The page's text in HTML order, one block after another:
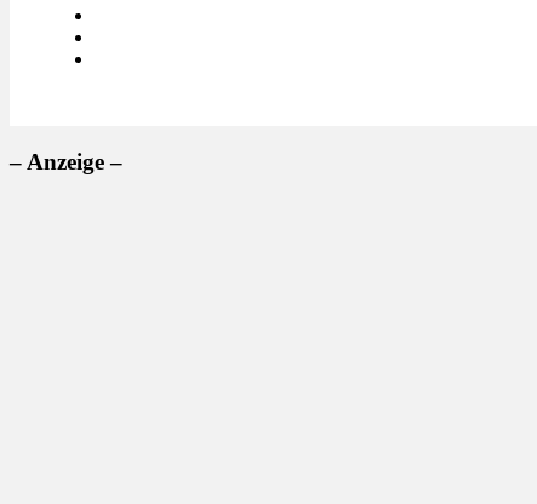
– Anzeige –